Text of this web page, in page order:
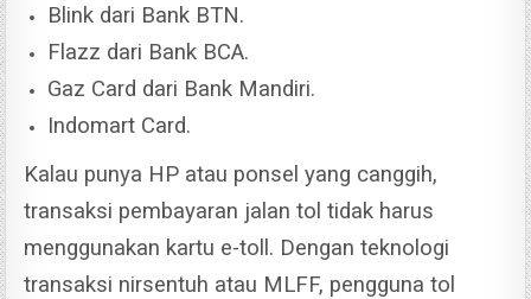
Blink dari Bank BTN.
Flazz dari Bank BCA.
Gaz Card dari Bank Mandiri.
Indomart Card.
Kalau punya HP atau ponsel yang canggih,
transaksi pembayaran jalan tol tidak harus
menggunakan kartu e-toll. Dengan teknologi
transaksi nirsentuh atau MLFF, pengguna tol